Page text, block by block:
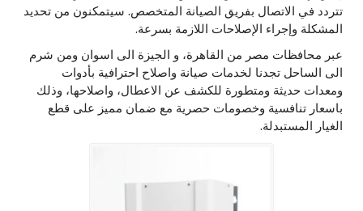
تتردد في الاتصال بفريق الصيانة المتخصص. سيتمكنون من تحديد
المشكلة وإجراء الإصلاحات اللازمة بسرعة.
عبر محافظات مصر من القاهرة، و الجيزة الى اسوان ومن شرم
الى الساحل تجدنا لخدمات صيانة واصلاح احترافية بأدوات
ومعدات حديثة ومتطورة للكشف عن الاعطال، واصلاحها، وذلك
باسعار تنافسية وخصومات حصرية مع ضمان مميز على قطع
الغيار المستبدلة.